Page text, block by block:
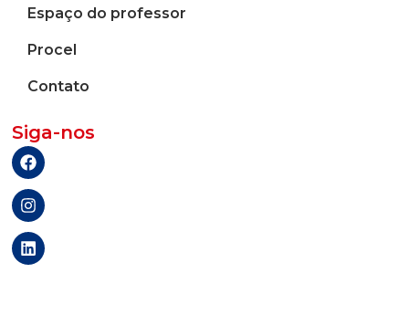
Espaço do professor
Procel
Contato
Siga-nos